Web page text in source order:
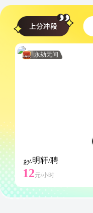
𝔃𝔂.明轩/聘
永劫无间
12元/小时